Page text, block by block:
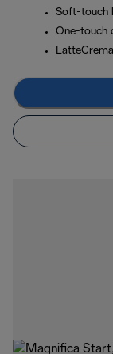
Soft-touch
One-touch